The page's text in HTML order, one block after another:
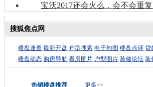
宝沃2017还会火么，会不会重
搜狐焦点网
楼盘速查 最新开盘 户型搜索 电子地图 楼盘点评 贷
楼盘动态 购房导航 看房图片 户型图片 装修论坛 装
热销楼盘推荐 更多>>